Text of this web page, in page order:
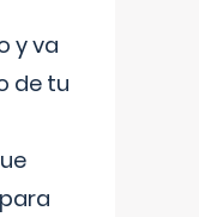
y va
de tu